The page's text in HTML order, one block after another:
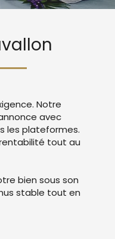
Notre
avec
les plateformes.
tout au
bien sous son
stable tout en